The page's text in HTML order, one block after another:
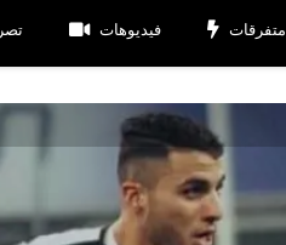
فيديوهات متفرقات